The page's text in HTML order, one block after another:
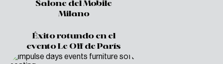
Salone del Mobile
Milano
Éxito rotundo en el
evento Le Off de París